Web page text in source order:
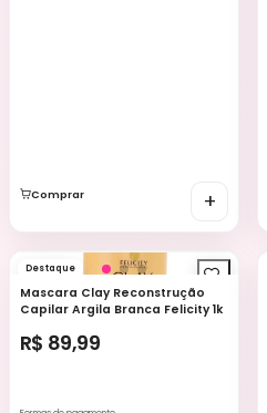
Comprar +
Destaque
Mascara Clay Reconstrução
Capilar Argila Branca Felicity 1k
R$ 89,99